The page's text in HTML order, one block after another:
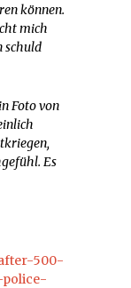
können.
mich
schuld
Foto von
Es
500-
police-